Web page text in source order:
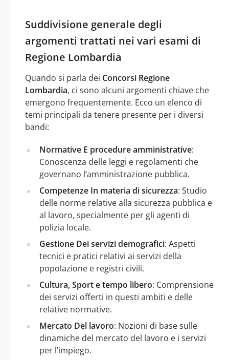
Suddivisione generale degli
argomenti trattati nei vari esami di
Regione Lombardia
Quando si parla dei Concorsi Regione
Lombardia, ci sono alcuni argomenti chiave che
emergono frequentemente. Ecco un elenco di
temi principali da tenere presente per i diversi
bandi:
Normative E procedure amministrative:
Conoscenza delle leggi e regolamenti che
governano l’amministrazione pubblica.
Competenze In materia di sicurezza: Studio
delle norme relative alla sicurezza pubblica e
al lavoro, specialmente per gli agenti di
polizia locale.
Gestione Dei servizi demografici: Aspetti
tecnici e pratici relativi ai servizi della
popolazione e registri civili.
Cultura, Sport e tempo libero: Comprensione
dei servizi offerti in questi ambiti e delle
relative normative.
Mercato Del lavoro: Nozioni di base sulle
dinamiche del mercato del lavoro e i servizi
per l’impiego.